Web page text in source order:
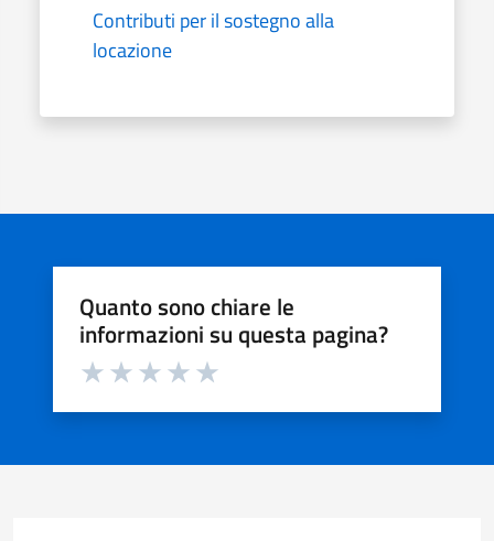
Contributi per il sostegno alla
locazione
Quanto sono chiare le
informazioni su questa pagina?
Valuta da 1 a 5 stelle la pagina